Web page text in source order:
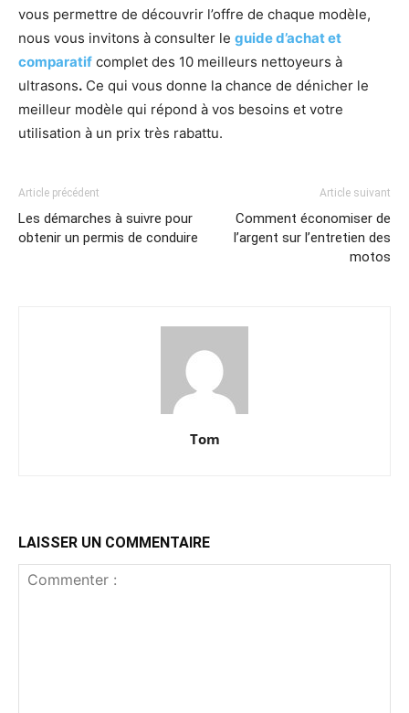
vous permettre de découvrir l’offre de chaque modèle,
nous vous invitons à consulter le guide d’achat et
comparatif complet des 10 meilleurs nettoyeurs à
ultrasons. Ce qui vous donne la chance de dénicher le
meilleur modèle qui répond à vos besoins et votre
utilisation à un prix très rabattu.
Article précédent
Les démarches à suivre pour
obtenir un permis de conduire
Article suivant
Comment économiser de
l’argent sur l’entretien des
motos
Tom
LAISSER UN COMMENTAIRE